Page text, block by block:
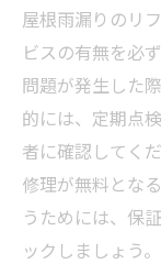
屋根雨漏りのリ
ビスの有無を必
問題が発生した
的には、定期点
者に確認してく
修理が無料とな
うためには、保
ックしましょう。